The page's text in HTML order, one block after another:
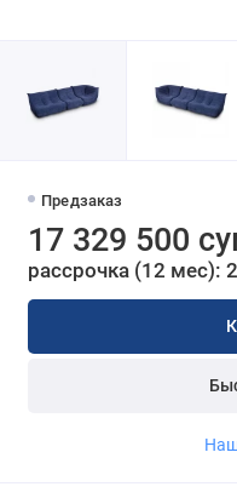
Предзаказ
17 329 500
рассрочка (12 мес):